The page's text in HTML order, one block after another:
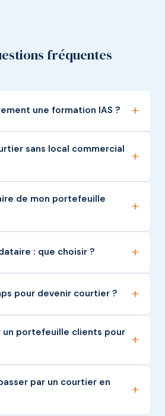
fréquentes
une formation IAS ?
sans local commercial
de mon portefeuille
: que choisir ?
pour devenir courtier ?
portefeuille clients pour
par un courtier en